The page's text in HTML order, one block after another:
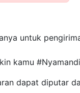
untuk
kamu
dapat